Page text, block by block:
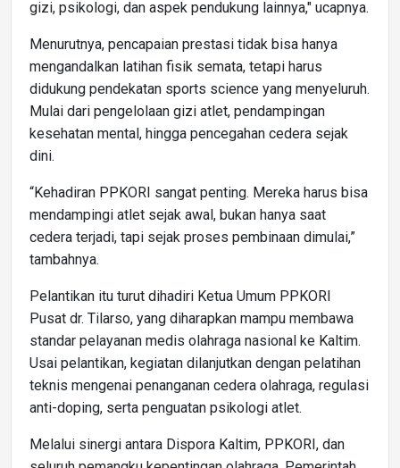
gizi, psikologi, dan aspek pendukung lainnya," ucapnya.
Menurutnya, pencapaian prestasi tidak bisa hanya
mengandalkan latihan fisik semata, tetapi harus
didukung pendekatan sports science yang menyeluruh.
Mulai dari pengelolaan gizi atlet, pendampingan
kesehatan mental, hingga pencegahan cedera sejak
dini.
“Kehadiran PPKORI sangat penting. Mereka harus bisa
mendampingi atlet sejak awal, bukan hanya saat
cedera terjadi, tapi sejak proses pembinaan dimulai,”
tambahnya.
Pelantikan itu turut dihadiri Ketua Umum PPKORI
Pusat dr. Tilarso, yang diharapkan mampu membawa
standar pelayanan medis olahraga nasional ke Kaltim.
Usai pelantikan, kegiatan dilanjutkan dengan pelatihan
teknis mengenai penanganan cedera olahraga, regulasi
anti-doping, serta penguatan psikologi atlet.
Melalui sinergi antara Dispora Kaltim, PPKORI, dan